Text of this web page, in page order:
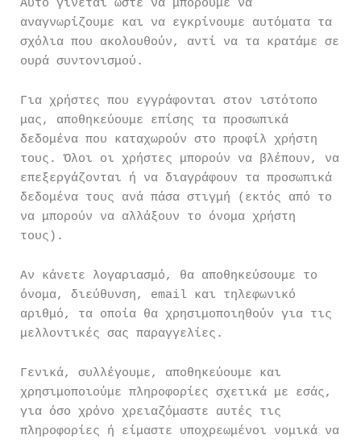
Αυτό γίνεται ώστε να μπορούμε να
αναγνωρίζουμε και να εγκρίνουμε αυτόματα τα
σχόλια που ακολουθούν, αντί να τα κρατάμε σε
ουρά συντονισμού.
Για χρήστες που εγγράφονται στον ιστότοπο
μας, αποθηκεύουμε επίσης τα προσωπικά
δεδομένα που καταχωρούν στο προφίλ χρήστη
τους. Όλοι οι χρήστες μπορούν να βλέπουν, να
επεξεργάζονται ή να διαγράφουν τα προσωπικά
δεδομένα τους ανά πάσα στιγμή (εκτός από το
να μπορούν να αλλάξουν το όνομα χρήστη
τους).
Αν κάνετε λογαριασμό, θα αποθηκεύσουμε το
όνομα, διεύθυνση, email και τηλεφωνικό
αριθμό, τα οποία θα χρησιμοποιηθούν για τις
μελλοντικές σας παραγγελίες.
Γενικά, συλλέγουμε, αποθηκεύουμε και
χρησιμοποιούμε πληροφορίες σχετικά με εσάς,
για όσο χρόνο χρειαζόμαστε αυτές τις
πληροφορίες ή είμαστε υποχρεωμένοι νομικά να